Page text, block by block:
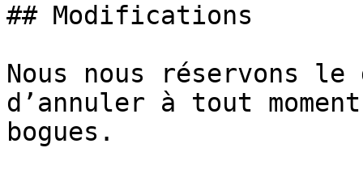
## Modifications
Nous nous réservons
d’annuler à tout